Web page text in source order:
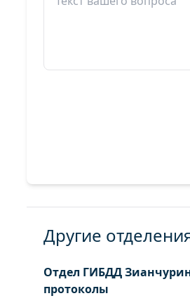
Другие
Отдел ГИБДД
протоколы